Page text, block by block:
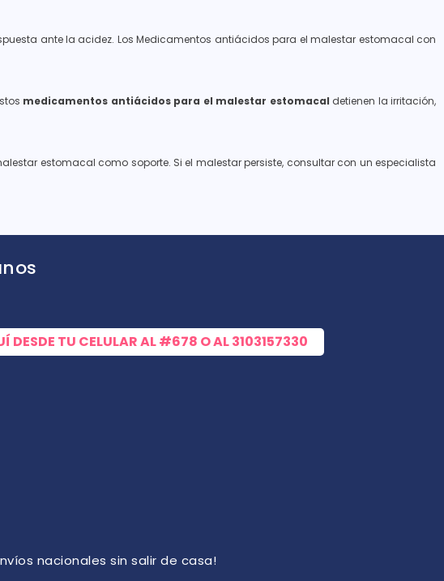
ante la acidez. Los Medicamentos antiácidos para el malestar estomacal con
medicamentos antiácidos para el malestar estomacal detienen la irritación,
estomacal como soporte. Si el malestar persiste, consultar con un especialista
DESDE TU CELULAR AL#678 O AL3103157330
nacionales sin salir de casa!